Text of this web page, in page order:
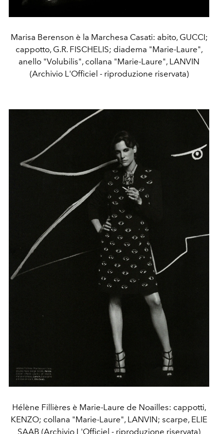
Marisa Berenson è la Marchesa Casati: abito, GUCCI;
cappotto, G.R. FISCHELIS; diadema "Marie-Laure",
anello "Volubilis", collana "Marie-Laure", LANVIN
(Archivio L'Officiel - riproduzione riservata)
Hélène Fillières è Marie-Laure de Noailles: cappotti,
KENZO; collana "Marie-Laure", LANVIN; scarpe, ELIE
SAAB (Archivio L'Officiel - riproduzione riservata)